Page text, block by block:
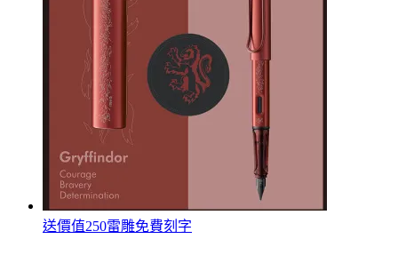
送價值250雷雕免費刻字